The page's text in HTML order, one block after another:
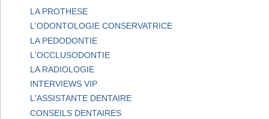
LA PROTHESE
L'ODONTOLOGIE CONSERVATRICE
LA PEDODONTIE
L'OCCLUSODONTIE
LA RADIOLOGIE
INTERVIEWS VIP
L'ASSISTANTE DENTAIRE
CONSEILS DENTAIRES